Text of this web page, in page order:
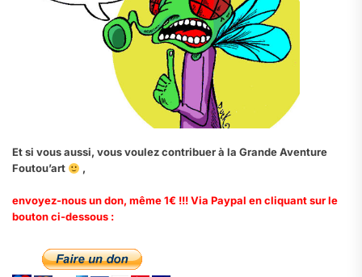
Et si vous aussi, vous voulez contribuer à la Grande Aventure
Foutou’art
,
envoyez-nous un don, même 1€ !!! Via Paypal en cliquant sur le
bouton ci-dessous :